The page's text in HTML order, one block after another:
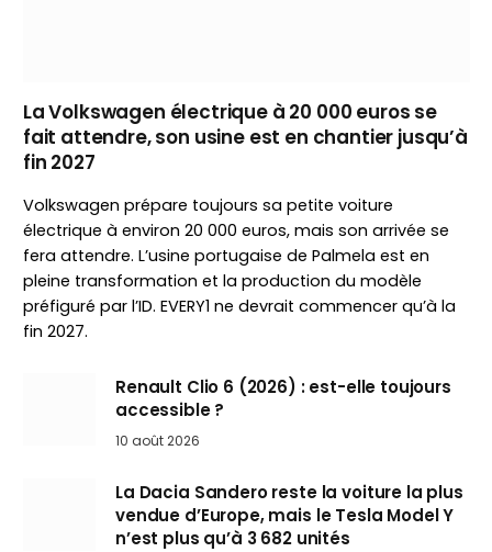
La Volkswagen électrique à 20 000 euros se
fait attendre, son usine est en chantier jusqu’à
fin 2027
Volkswagen prépare toujours sa petite voiture
électrique à environ 20 000 euros, mais son arrivée se
fera attendre. L’usine portugaise de Palmela est en
pleine transformation et la production du modèle
préfiguré par l’ID. EVERY1 ne devrait commencer qu’à la
fin 2027.
Renault Clio 6 (2026) : est-elle toujours
accessible ?
10 août 2026
La Dacia Sandero reste la voiture la plus
vendue d’Europe, mais le Tesla Model Y
n’est plus qu’à 3 682 unités